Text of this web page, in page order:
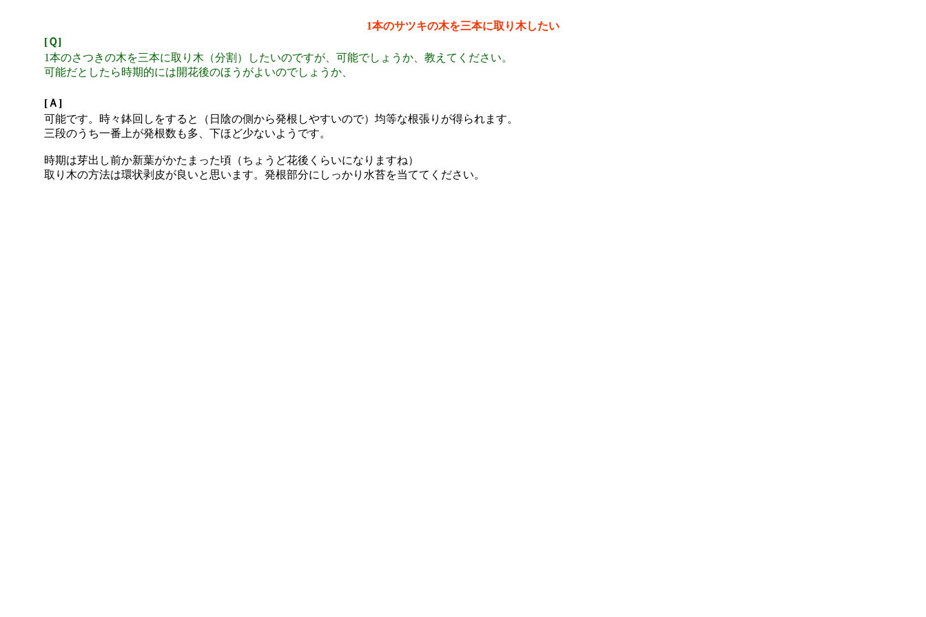
1本のサツキの木を三本に取り木したい
[Ｑ]
1本のさつきの木を三本に取り木（分割）したいのですが、可能でしょうか、教えてください。
可能だとしたら時期的には開花後のほうがよいのでしょうか、
[Ａ]
可能です。時々鉢回しをすると（日陰の側から発根しやすいので）均等な根張りが得られます。
三段のうち一番上が発根数も多、下ほど少ないようです。
時期は芽出し前か新葉がかたまった頃（ちょうど花後くらいになりますね）
取り木の方法は環状剥皮が良いと思います。発根部分にしっかり水苔を当ててください。